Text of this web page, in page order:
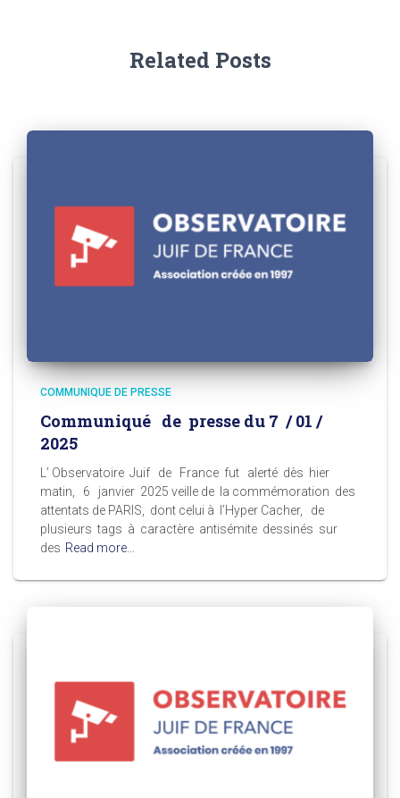
Related Posts
COMMUNIQUE DE PRESSE
Communiqué de presse du 7 / 01 /
2025
L’ Observatoire Juif de France fut alerté dès hier
matin, 6 janvier 2025 veille de la commémoration des
attentats de PARIS, dont celui à l’Hyper Cacher, de
plusieurs tags à caractère antisémite dessinés sur
des Read more…